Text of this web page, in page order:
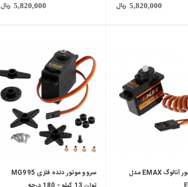
5,820,000 ریال 5,820,000 ریال
سروو موتور آنالوگ EMAX مدل
سروو موتور دنده فلزی MG995